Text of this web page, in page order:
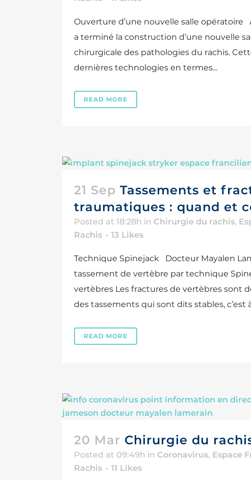
Ouverture d’une nouvelle salle opératoire
a terminé la construction d’une nouvelle
chirurgicale des pathologies du rachis.
dernières technologies en termes...
READ MORE
21 Sep Tassements et
traumatiques : quand et
Posted at 18:28h in Chirurgie du rachis,
Rachis
13 Likes
Technique Spinejack Docteur Mayalen
tassement de vertèbre par technique
vertèbres Les fractures de vertèbres sont
des tassements qui sont dits stables, c’est
READ MORE
20 Mar Chirurgie du
Posted at 09:49h in Coronavirus, Espace
Rachis
11 Likes